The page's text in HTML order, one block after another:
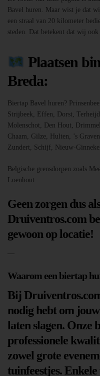
Bavel huren. Maar wist je dat
een straal van 20 kilometer
steden. Dat betekent dat wij
Plaatsen
Breda:
Biertap Bavel huren?
Strijbeek, Effen, Dorst,
Molenschot, Den Hout,
Chaam, Gilze, Hulten, ’s
Zundert, Schijf, Nieuw-
Belgische grensdorpen zoals
Loenhout
Geen zorgen dus
Druiventros.com
gewoon op locatie!
—
Waarom een biertap
Bij
nodig hebt om
laten slagen. Onze
professionele
zowel grote
tuinfeestjes.